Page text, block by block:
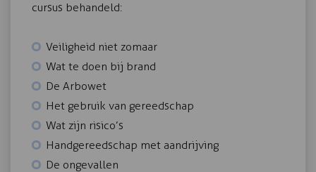
cursus behandeld:
Veiligheid niet zomaar
Wat te doen bij brand
De Arbowet
Het gebruik van gereedschap
Wat zijn risico’s
Handgereedschap met aandrijving
De ongevallen